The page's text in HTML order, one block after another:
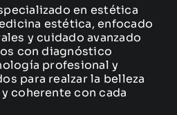
en estética
estética, enfocado
y cuidado avanzado
con diagnóstico
profesional y
para realzar la belleza
coherente con cada